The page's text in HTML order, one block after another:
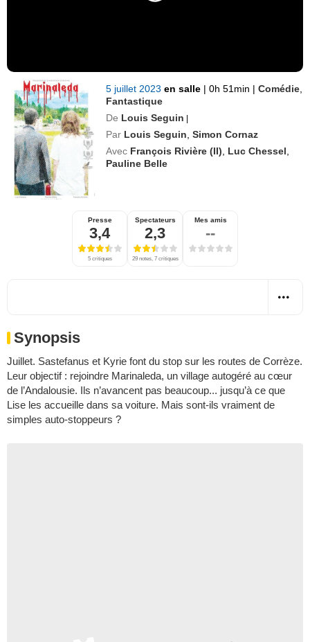
5 juillet 2023en salle | 0h 51min | Comédie
Fantastique
De Louis Seguin |
Par Louis Seguin ,Simon Cornaz
Avec François Rivière (II) Luc Chessel
Pauline Belle
Presse
3,4
5 critiques
Spectateurs
2,3
29 notes, 7 critiques
Mes amis
--
Synopsis
Juillet. Sastefanus et Kyrie font du stop sur les routes de Corrèze.
Leur objectif : rejoindre Marinaleda, un village autogéré au cœur
de l’Andalousie. Ils n’avancent pas beaucoup... jusqu’à ce que
Lise les accueille dans sa voiture. Mais sont-ils vraiment de
simples auto-stoppeurs ?